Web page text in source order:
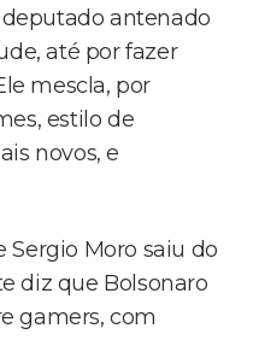
antenado
até por fazer
mescla, por
estilo de
novos, e
Moro saiu do
diz que Bolsonaro
gamers, com